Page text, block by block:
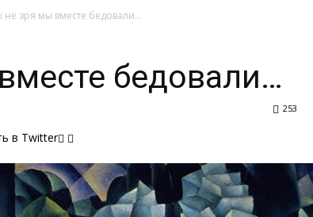
—
не зря мы вместе бедовали…
бедовали…
253
в Twitter